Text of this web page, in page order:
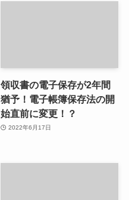
領収書の電子保存が2年間
猶予！電子帳簿保存法の開
始直前に変更！？
2022年6月17日